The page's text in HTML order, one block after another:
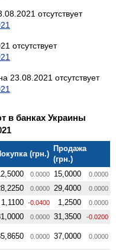
отсутствует
отсутствует
23.08.2021 отсутствует
в банках Украины
(грн.)
Продажа
(грн.)
0.0000 15,0000 0.0000
0.0000 29,4000 0.0000
1,1100 -0.0400 1,2500 0.0000
0.0000 31,3500 -0.0200
0.0000 37,0000 0.0000